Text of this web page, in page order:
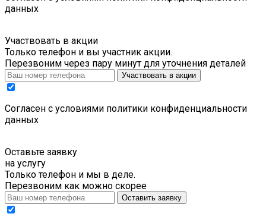
данных
Участвовать в акции
Только телефон и вы участник акции.
Перезвоним через пару минут для уточнения деталей
Участвовать в акции
Cогласен с условиями политики конфиденциальности
данных
Оставьте заявку
на услугу
Только телефон и мы в деле.
Перезвоним как можно скорее
Оставить заявку